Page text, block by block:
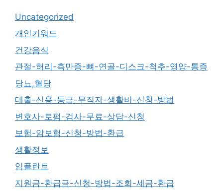
Uncategorized
개인키워드
건강음식
관절-허리-측만증-뼈-연골-디스크-척추-영양-통증
당뇨,혈당
대출-신용-등급-무직자-생활비-신청-방법
변호사-로펌-검사-무료-상담-신청
보험-암보험-신청-방법-환급
생활정보
임플란트
지원금-환급금-신청-방법-조회-세금-환급